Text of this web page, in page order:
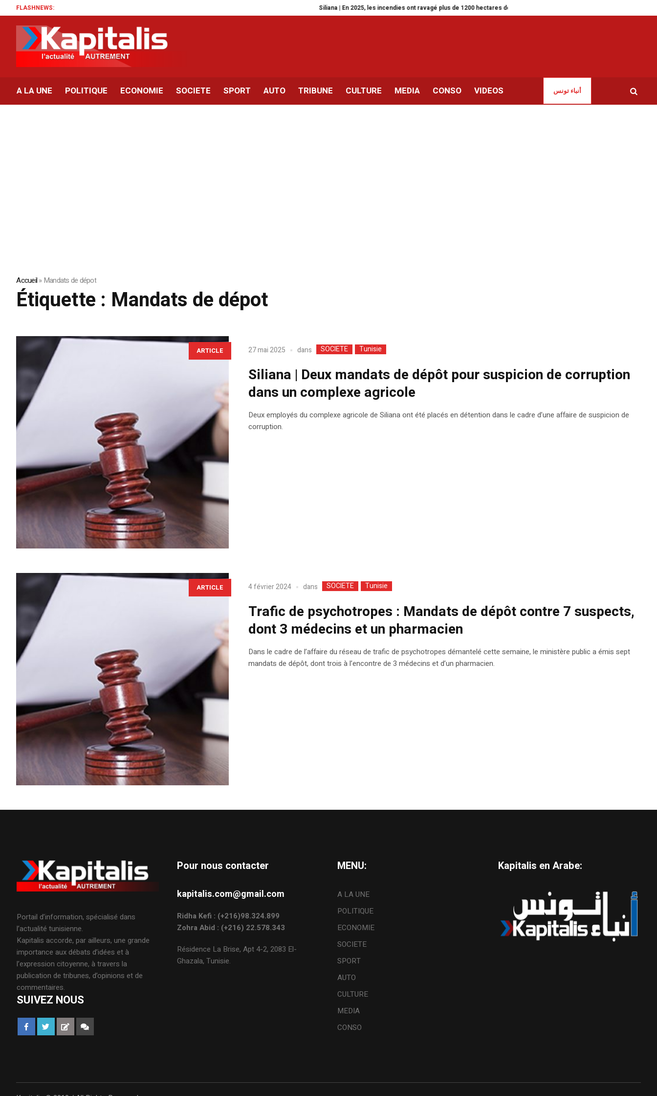
FLASHNEWS: Siliana | En 2025, les incendies ont ravagé plus de 1200 hectares de forêts !
A LA UNE POLITIQUE ECONOMIE SOCIETE SPORT AUTO TRIBUNE CULTURE MEDIA CONSO VIDEOS أنباء تونس
Accueil»Mandats de dépot
Étiquette : Mandats de dépot
ARTICLE 27 mai 2025 dans SOCIETE Tunisie
Siliana | Deux mandats de dépôt pour suspicion de corruption
dans un complexe agricole
Deux employés du complexe agricole de Siliana ont été placés en détention dans le cadre d’une affaire de suspicion de
corruption.
ARTICLE 4 février 2024 dans SOCIETE Tunisie
Trafic de psychotropes : Mandats de dépôt contre 7 suspects,
dont 3 médecins et un pharmacien
Dans le cadre de l’affaire du réseau de trafic de psychotropes démantelé cette semaine, le ministère public a émis sept
mandats de dépôt, dont trois à l’encontre de 3 médecins et d’un pharmacien.
Portail d’information, spécialisé dans
l’actualité tunisienne.
Kapitalis accorde, par ailleurs, une grande
importance aux débats d’idées et à
l’expression citoyenne, à travers la
publication de tribunes, d’opinions et de
commentaires.
SUIVEZ NOUS
Pour nous contacter
kapitalis.com@gmail.com
Ridha Kefi : (+216)98.324.899
Zohra Abid : (+216) 22.578.343
Résidence La Brise, Apt 4-2, 2083 El-
Ghazala, Tunisie.
MENU:
A LA UNE
POLITIQUE
ECONOMIE
SOCIETE
SPORT
AUTO
CULTURE
MEDIA
CONSO
Kapitalis en Arabe: